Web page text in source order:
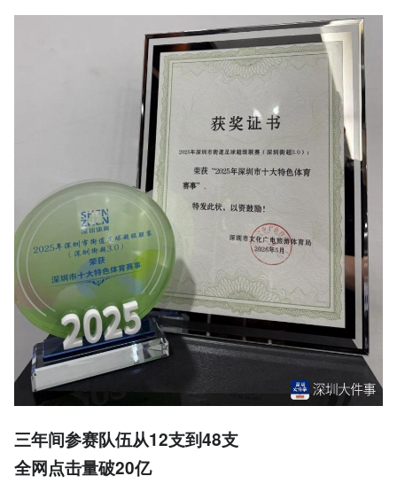
三年间参赛队伍从12支到48支
全网点击量破20亿